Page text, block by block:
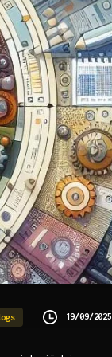
19/09/2025